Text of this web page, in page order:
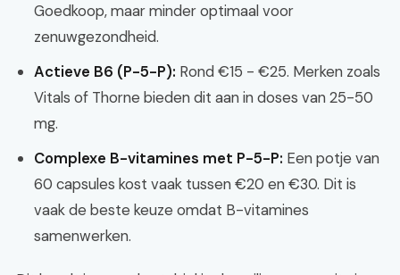
Goedkoop, maar minder optimaal voor
zenuwgezondheid.
Actieve B6 (P-5-P): Rond €15 - €25. Merken zoals
Vitals of Thorne bieden dit aan in doses van 25-50
mg.
Complexe B-vitamines met P-5-P: Een potje van
60 capsules kost vaak tussen €20 en €30. Dit is
vaak de beste keuze omdat B-vitamines
samenwerken.